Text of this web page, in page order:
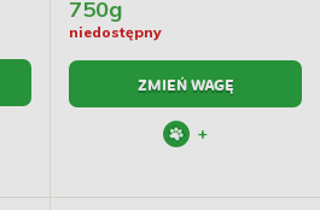
750g
niedostępny
ZMIEŃ WAGĘ
+